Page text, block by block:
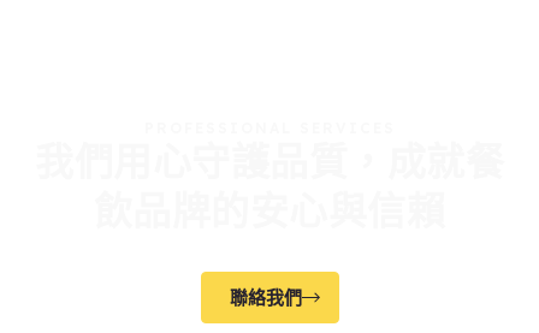
聯絡我們